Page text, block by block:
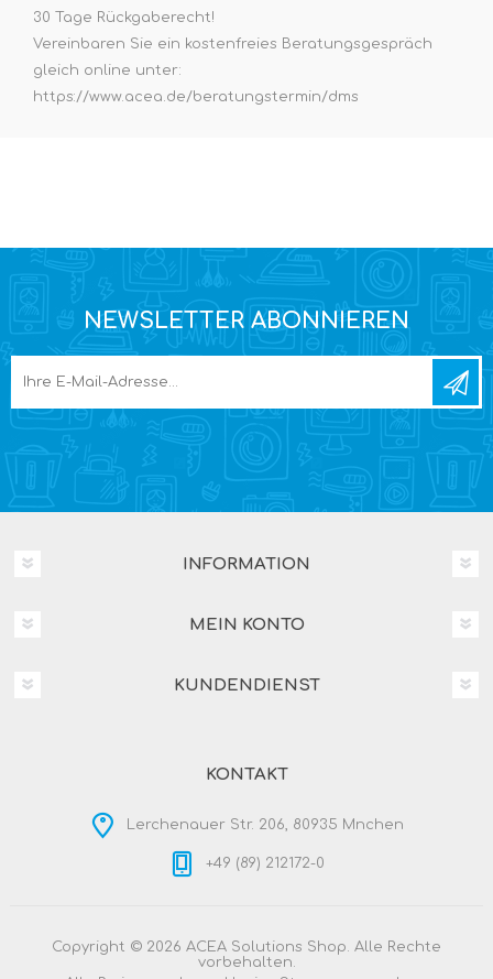
30 Tage Rückgaberecht!
Vereinbaren Sie ein kostenfreies Beratungsgespräch
gleich online unter:
https://www.acea.de/beratungstermin/dms
NEWSLETTER ABONNIEREN
INFORMATION
MEIN KONTO
KUNDENDIENST
KONTAKT
Lerchenauer Str. 206, 80935 Mnchen
+49 (89) 212172-0
Copyright © 2026 ACEA Solutions Shop. Alle Rechte
vorbehalten.